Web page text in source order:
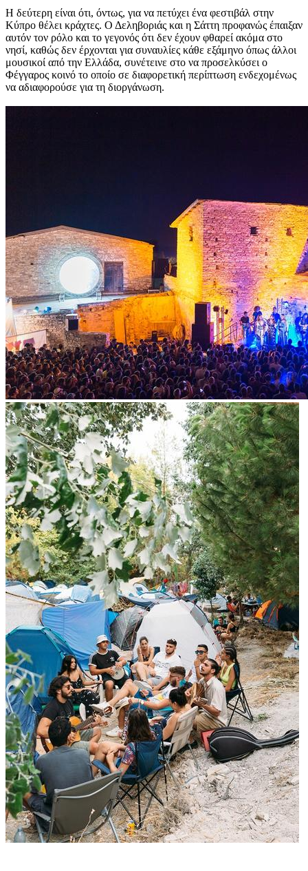
Η δεύτερη είναι ότι, όντως, για να πετύχει ένα φεστιβάλ στην
Κύπρο θέλει κράχτες. Ο Δεληβοριάς και η Σάττη προφανώς έπαιξαν
αυτόν τον ρόλο και το γεγονός ότι δεν έχουν φθαρεί ακόμα στο
νησί, καθώς δεν έρχονται για συναυλίες κάθε εξάμηνο όπως άλλοι
μουσικοί από την Ελλάδα, συνέτεινε στο να προσελκύσει ο
Φέγγαρος κοινό το οποίο σε διαφορετική περίπτωση ενδεχομένως
να αδιαφορούσε για τη διοργάνωση.